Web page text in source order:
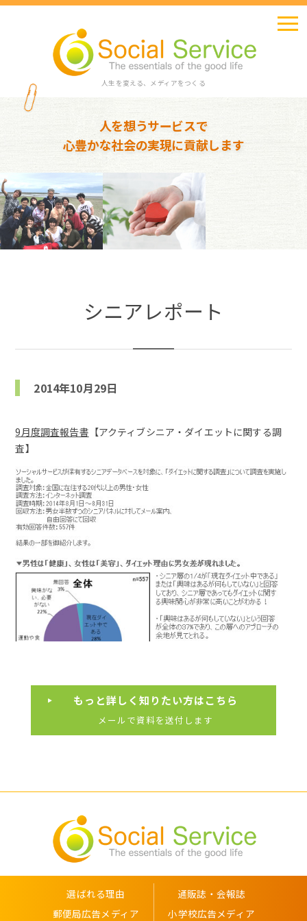
人生を変える、メディアをつくる
人を想うサービスで
心豊かな社会の実現に貢献します
シニアレポート
2014年10月29日
9月度調査報告書 【アクティブシニア・ダイエットに関する調
査】
もっと詳しく知りたい方はこちら
メールで資料を送付します
選ばれる理由
通販誌・会報誌
郵便局広告メディア
小学校広告メディア